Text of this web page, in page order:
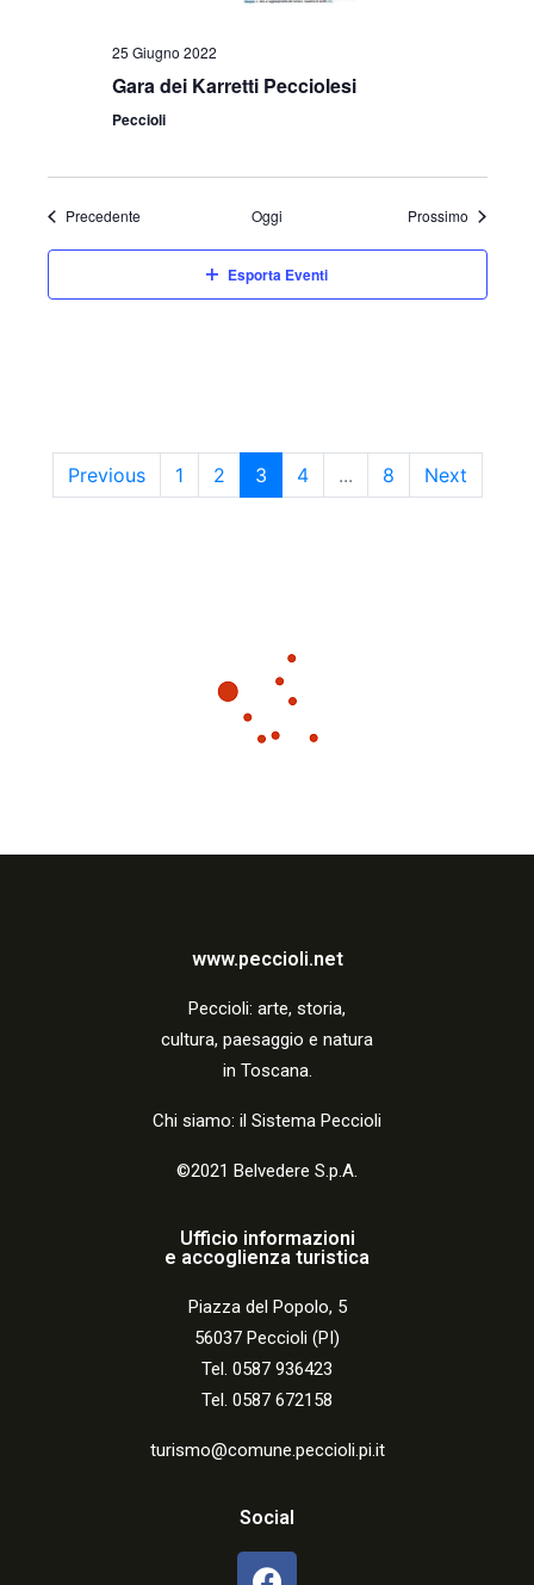
25 Giugno 2022
Gara dei Karretti Pecciolesi
Peccioli
PrecedenteEventi Oggi Prossimo Eventi
Esporta Eventi
Previous 1 2 3 4 ... 8 Next
www.peccioli.net
Peccioli: arte, storia,
cultura, paesaggio e natura
in Toscana.
Chi siamo: il Sistema Peccioli
©2021 Belvedere S.p.A.
Ufficio informazioni
e accoglienza turistica
Piazza del Popolo, 5
56037 Peccioli (PI)
Tel. 0587 936423
Tel. 0587 672158
turismo@comune.peccioli.pi.it
Social